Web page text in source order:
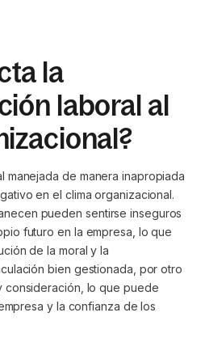
la
laboral al
manejada de manera inapropiada
en el clima organizacional.
pueden sentirse inseguros
futuro en la empresa, lo que
de la moral y la
bien gestionada, por otro
consideración, lo que puede
y la confianza de los